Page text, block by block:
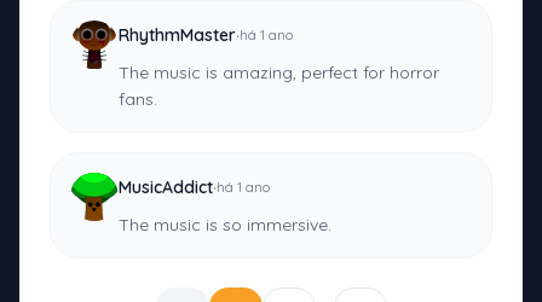
RhythmMaster·há 1 ano
The music is amazing, perfect for horror
fans.
MusicAddict·há 1 ano
The music is so immersive.